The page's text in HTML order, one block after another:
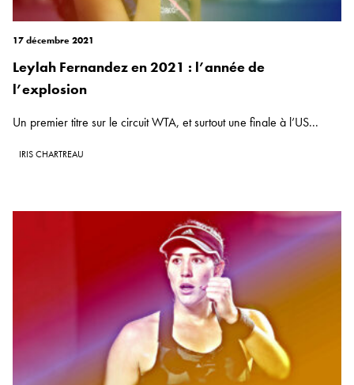
17 décembre 2021
Leylah Fernandez en 2021 : l’année de
l’explosion
Un premier titre sur le circuit WTA, et surtout une finale à l’US...
IRIS CHARTREAU